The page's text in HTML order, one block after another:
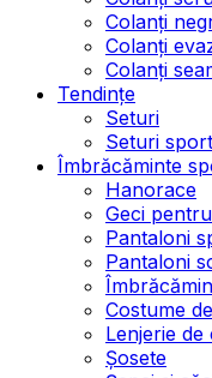
Colanți
Colanți
Colanți
Tendințe
Seturi
Seturi sport
Îmbrăcăminte
Hanorace
Geci
Pantaloni
Pantaloni
Costume
Lenjerie de
Șosete